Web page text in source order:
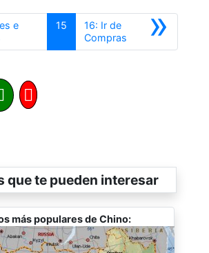
e
15 »
16: Ir de
ComprasSiguiente
que te pueden interesar
más populares de Chino: